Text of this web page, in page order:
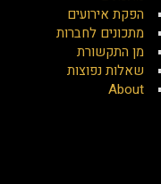
הפקת אירועים
מתכונים לחברות
מן התקשורת
שאלות נפוצות
About